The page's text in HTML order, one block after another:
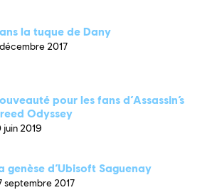
la tuque de Dany
2017
pour les fans d’Assassin’s
Odyssey
juin 2019
genèse d’Ubisoft Saguenay
septembre 2017